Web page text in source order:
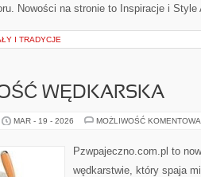
Nowości na stronie to Inspiracje i
I TRADYCJE
WĘDKARSKA
MAR - 19 - 2026 MOŻLIWOŚĆ
Pzwpajeczno.com.pl to
wędkarstwie, który spaja